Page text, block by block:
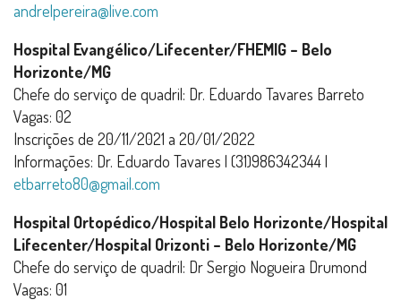
andrelpereira@live.com
Hospital Evangélico/Lifecenter/FHEMIG – Belo
Horizonte/MG
Chefe do serviço de quadril: Dr. Eduardo Tavares Barreto
Vagas: 02
Inscrições de 20/11/2021 a 20/01/2022
Informações: Dr. Eduardo Tavares | (31)986342344 |
etbarreto80@gmail.com
Hospital Ortopédico/Hospital Belo Horizonte/Hospital
Lifecenter/Hospital Orizonti – Belo Horizonte/MG
Chefe do serviço de quadril: Dr Sergio Nogueira Drumond
Vagas: 01